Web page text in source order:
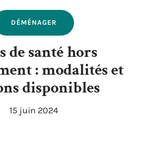
DÉMÉNAGER
de santé hors
: modalités et
disponibles
15 juin 2024